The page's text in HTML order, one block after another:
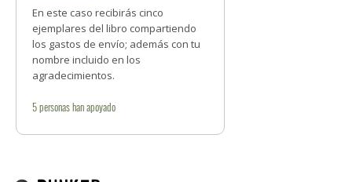
En este caso recibirás cinco
ejemplares del libro compartiendo
los gastos de envío; además con tu
nombre incluido en los
agradecimientos.
5personashan apoyado